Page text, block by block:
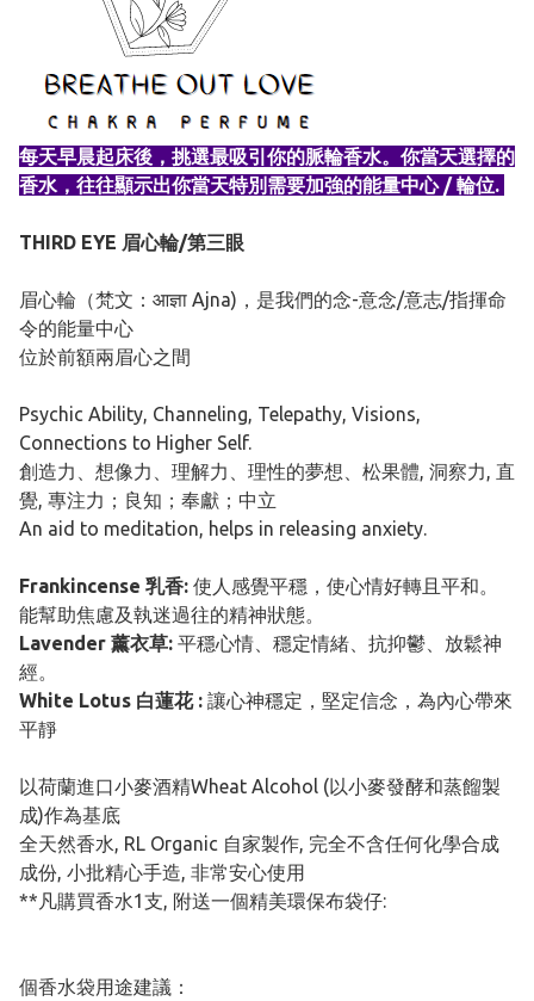
每天早晨起床後，挑選最吸引你的脈輪香水。你當天選擇的
香水，往往顯示出你當天特別需要加強的能量中心 / 輪位.
THIRD EYE 眉心輪/第三眼
眉心輪（梵文：आज्ञा Ajna)，是我們的念-意念/意志/指揮命
令的能量中心
位於前額兩眉心之間
Psychic Ability, Channeling, Telepathy, Visions,
Connections to Higher Self.
創造力、想像力、理解力、理性的夢想、松果體, 洞察力, 直
覺, 專注力；良知；奉獻；中立
An aid to meditation, helps in releasing anxiety.
Frankincense 乳香: 使人感覺平穩，使心情好轉且平和。
能幫助焦慮及執迷過往的精神狀態。
Lavender 薰衣草: 平穩心情、穩定情緒、抗抑鬱、放鬆神
經。
White Lotus 白蓮花 : 讓心神穩定，堅定信念，為內心帶來
平靜
以荷蘭進口小麥酒精Wheat Alcohol (以小麥發酵和蒸餾製
成)作為基底
全天然香水, RL Organic 自家製作, 完全不含任何化學合成
成份, 小批精心手造, 非常安心使用
**凡購買香水1支, 附送一個精美環保布袋仔:
個香水袋用途建議：